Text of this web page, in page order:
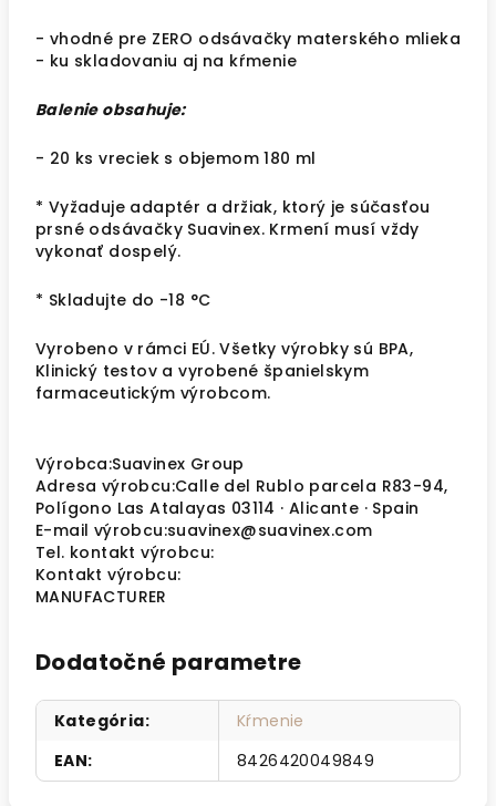
- vhodné pre ZERO odsávačky materského mlieka
- ku skladovaniu aj na kŕmenie
Balenie obsahuje:
- 20 ks vreciek s objemom 180 ml
* Vyžaduje adaptér a držiak, ktorý je súčasťou
prsné odsávačky Suavinex. Krmení musí vždy
vykonať dospelý.
* Skladujte do -18 °C
Vyrobeno v rámci EÚ. Všetky výrobky sú BPA,
Klinický testov a vyrobené španielskym
farmaceutickým výrobcom.
Výrobca:Suavinex Group
Adresa výrobcu:Calle del Rublo parcela R83-94,
Polígono Las Atalayas 03114 · Alicante · Spain
E-mail výrobcu:suavinex@suavinex.com
Tel. kontakt výrobcu:
Kontakt výrobcu:
MANUFACTURER
Dodatočné parametre
Kategória:
Kŕmenie
EAN: 8426420049849